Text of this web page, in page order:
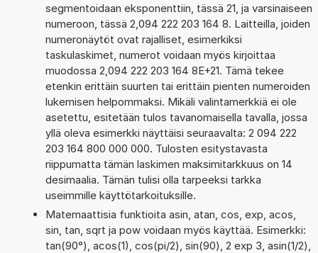
segmentoidaan eksponenttiin, tässä 21, ja varsinaiseen
numeroon, tässä 2,094 222 203 164 8. Laitteilla, joiden
numeronäytöt ovat rajalliset, esimerkiksi
taskulaskimet, numerot voidaan myös kirjoittaa
muodossa 2,094 222 203 164 8E+21. Tämä tekee
etenkin erittäin suurten tai erittäin pienten numeroiden
lukemisen helpommaksi. Mikäli valintamerkkiä ei ole
asetettu, esitetään tulos tavanomaisella tavalla, jossa
yllä oleva esimerkki näyttäisi seuraavalta: 2 094 222
203 164 800 000 000. Tulosten esitystavasta
riippumatta tämän laskimen maksimitarkkuus on 14
desimaalia. Tämän tulisi olla tarpeeksi tarkka
useimmille käyttötarkoituksille.
Matemaattisia funktioita asin, atan, cos, exp, acos,
sin, tan, sqrt ja pow voidaan myös käyttää. Esimerkki:
tan(90°), acos(1), cos(pi/2), sin(90), 2 exp 3, asin(1/2),